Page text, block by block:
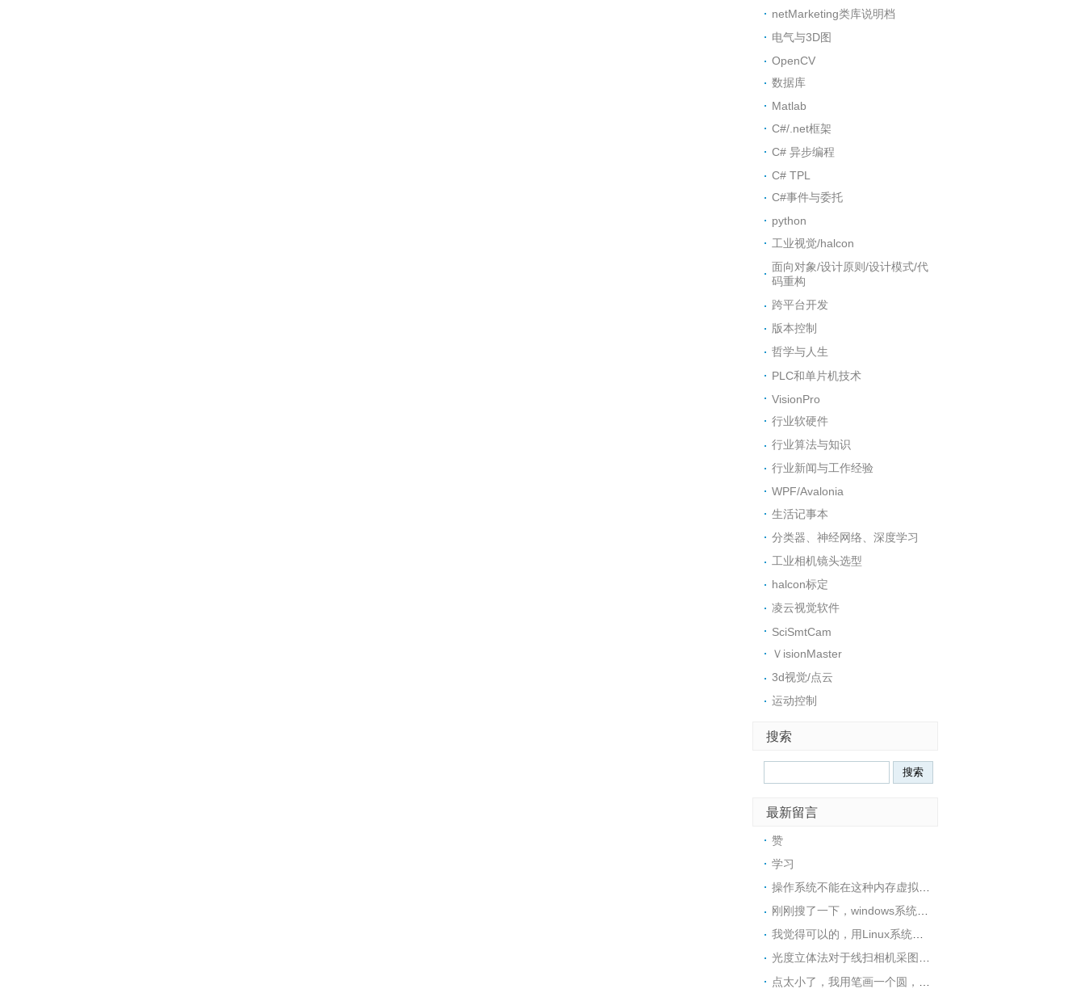
netMarketing类库说明档
电气与3D图
OpenCV
数据库
Matlab
C#/.net框架
C# 异步编程
C# TPL
C#事件与委托
python
工业视觉/halcon
面向对象/设计原则/设计模式/代
码重构
跨平台开发
版本控制
哲学与人生
PLC和单片机技术
VisionPro
行业软硬件
行业算法与知识
行业新闻与工作经验
WPF/Avalonia
生活记事本
分类器、神经网络、深度学习
工业相机镜头选型
halcon标定
凌云视觉软件
SciSmtCam
ＶisionMaster
3d视觉/点云
运动控制
搜索
最新留言
赞
学习
我觉得可以的，用Linux系统可以很方便地在内存中创建一个tmpfs文件系统，然后在里面安装软件
光度立体法对于线扫相机采图，好像不是很适用，采图太麻烦了